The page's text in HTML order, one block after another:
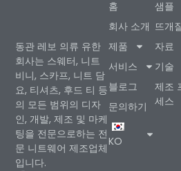
동관 레보 의류 유한
회사는 스웨터, 니트
비니, 스카프, 니트 담
요, 티셔츠, 후드 티 등
의 모든 범위의 디자
인, 개발, 제조 및 마케
팅을 전문으로하는 전
문 니트웨어 제조업체
입니다.
샘플
뜨개
자료
기술
제조
세스
홈
회사 소개
제품
서비스
블로그
문의하기
KO